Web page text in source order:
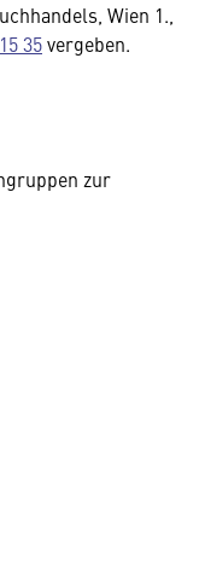
Wien 1.,
35vergeben.
zur